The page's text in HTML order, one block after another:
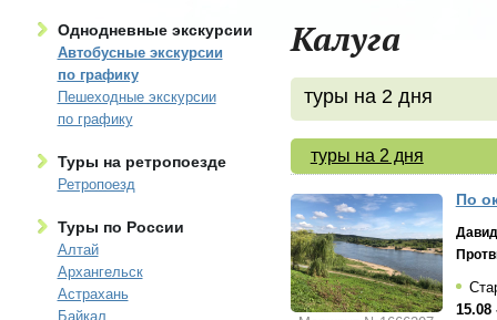
Однодневные экскурсии
Автобусные экскурсии
по графику
Пешеходные экскурсии
по графику
Туры на ретропоезде
Ретропоезд
Туры по России
Алтай
Архангельск
Астрахань
Байкал
Калуга
туры на 2 дня
туры на 2 дня
По
15.08